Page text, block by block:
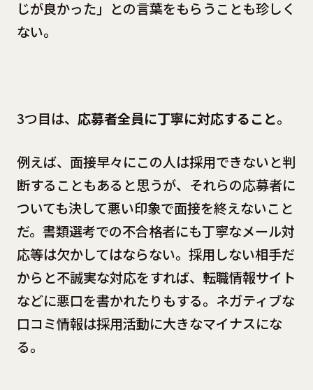
じが良かった」との言葉をもらうことも珍しく
ない。
3つ目は、 応募者全員に丁寧に対応すること。
例えば、面接早々にこの人は採用できないと判
断することもあると思うが、それらの応募者に
ついても決して悪い印象で面接を終えないこと
だ。書類選考での不合格者にも丁寧なメール対
応等は欠かしてはならない。採用しない相手だ
からと不誠実な対応をすれば、転職情報サイト
などに悪口を書かれたりもする。ネガティブな
口コミ情報は採用活動に大きなマイナスにな
る。